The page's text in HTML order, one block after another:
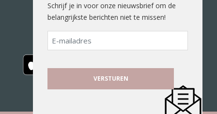
Schrijf je in voor onze nieuwsbrief om de
belangrijkste berichten niet te missen!
E-
mailadres